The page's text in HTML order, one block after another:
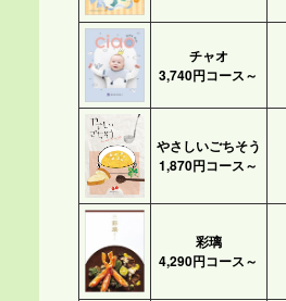
チャオ
3,740円コース～
やさしいごちそう
1,870円コース～
彩璃
4,290円コース～